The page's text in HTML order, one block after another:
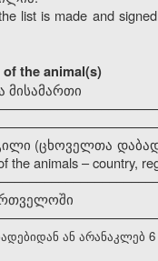
list is made and
the animal(s)
მისამართი
(ცხოველთა
the animals – country,
ან არანაკლებ 6